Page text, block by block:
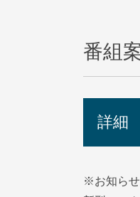
番組
詳細
※お知らせ